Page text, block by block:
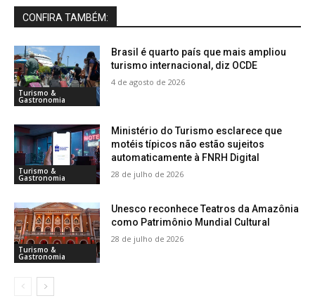
CONFIRA TAMBÉM:
Turismo &
Gastronomia
Brasil é quarto país que mais ampliou
turismo internacional, diz OCDE
4 de agosto de 2026
Turismo &
Gastronomia
Ministério do Turismo esclarece que
motéis típicos não estão sujeitos
automaticamente à FNRH Digital
28 de julho de 2026
Turismo &
Gastronomia
Unesco reconhece Teatros da Amazônia
como Patrimônio Mundial Cultural
28 de julho de 2026